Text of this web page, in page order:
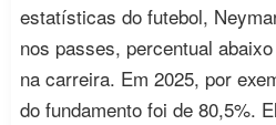
estatísticas do futebol,
nos passes, percentual
na carreira. Em 2025, por
do fundamento foi de 80,5%.